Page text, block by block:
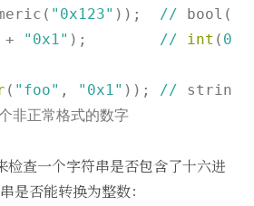
"0x123" )); //
+ "0x1" ); // int ( 0
( "foo" , "0x1" )); // string(
非正常格式的数字
查一个字符串是否包含了十六进
是否能转换为整数：